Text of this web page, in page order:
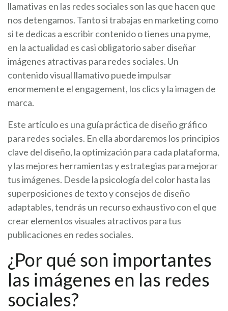
llamativas en las redes sociales son las que hacen que
nos detengamos. Tanto si trabajas en marketing como
si te dedicas a escribir contenido o tienes una pyme,
en la actualidad es casi obligatorio saber diseñar
imágenes atractivas para redes sociales. Un
contenido visual llamativo puede impulsar
enormemente el engagement, los clics y la imagen de
marca.
Este artículo es una guía práctica de diseño gráfico
para redes sociales. En ella abordaremos los principios
clave del diseño, la optimización para cada plataforma,
y las mejores herramientas y estrategias para mejorar
tus imágenes. Desde la psicología del color hasta las
superposiciones de texto y consejos de diseño
adaptables, tendrás un recurso exhaustivo con el que
crear elementos visuales atractivos para tus
publicaciones en redes sociales.
¿Por qué son importantes
las imágenes en las redes
sociales?